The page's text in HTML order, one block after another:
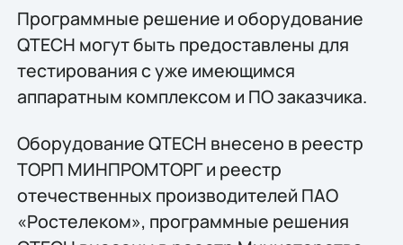
Программные решение и оборудование
QTECH могут быть предоставлены для
тестирования с уже имеющимся
аппаратным комплексом и ПО заказчика.
Оборудование QTECH внесено в реестр
ТОРП МИНПРОМТОРГ и реестр
отечественных производителей ПАО
«Ростелеком», программные решения